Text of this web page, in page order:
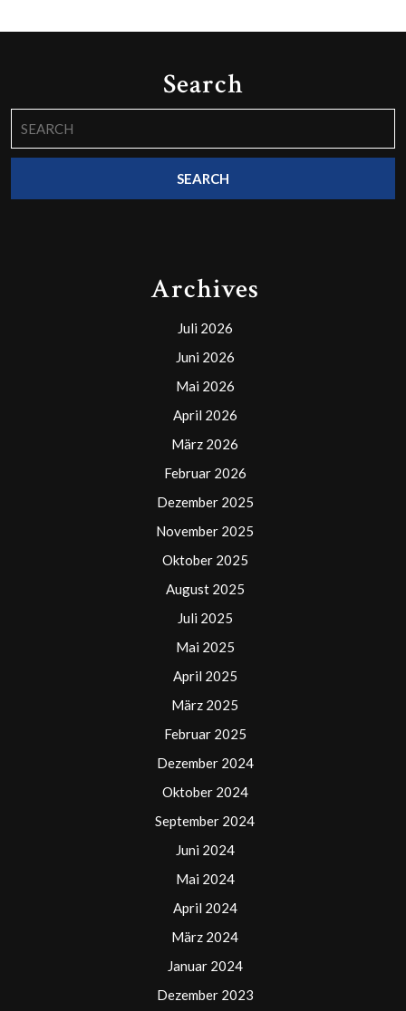
Search
for:
Archives
Juli 2026
Juni 2026
Mai 2026
April 2026
März 2026
Februar 2026
Dezember 2025
November 2025
Oktober 2025
August 2025
Juli 2025
Mai 2025
April 2025
März 2025
Februar 2025
Dezember 2024
Oktober 2024
September 2024
Juni 2024
Mai 2024
April 2024
März 2024
Januar 2024
Dezember 2023